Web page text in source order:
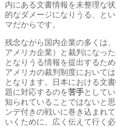
内にある文書情報を未整理な
的なダメージになりうる、と
マだからです。
残念ながら国内企業の多くは
アメリカ企業）と裁判になっ
となりうる情報を提出するた
アメリカの裁判制度において
となります。日本における文
題に対応するのを苦手として
知られていることではないと
ンデ付きの戦いに巻き込まれ
いくために、広く伝えて行く